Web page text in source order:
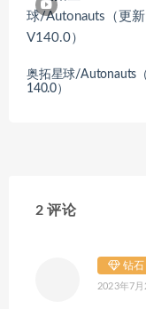
奥拓星球/Autonauts
140.0）
2 评论
钻
2023年7